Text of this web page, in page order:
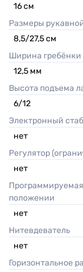
16см
Размеры
8,5/27,5см
Ширина
12,5 мм
Высота подъема
6/12
Электронный
нет
Регулятор
нет
Программируемая остановка иглы в верхнем/нижнем
положении
нет
Нитевдеватель
нет
Горизонтальное